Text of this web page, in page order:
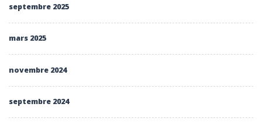
septembre 2025
mars 2025
novembre 2024
septembre 2024